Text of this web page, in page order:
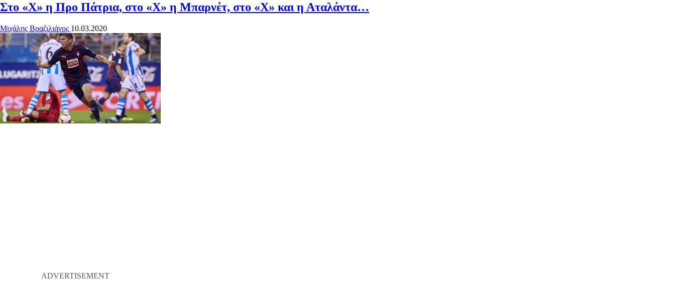
Στο «Χ» η Προ Πάτρια, στο «Χ» η Μπαρνέτ, στο «Χ» και η Αταλάντα…
Μιχάλης Βραζιλιάνος 10.03.2020